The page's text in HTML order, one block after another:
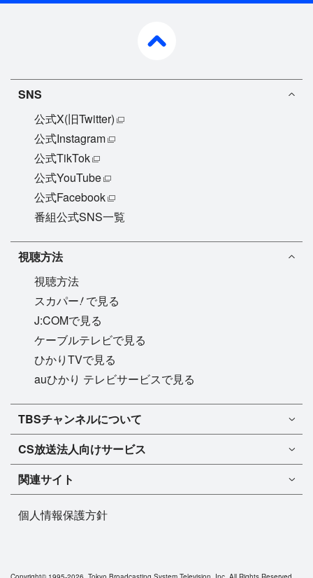
SNS
公式X(旧Twitter)
公式Instagram
公式TikTok
公式YouTube
公式Facebook
番組公式SNS一覧
視聴方法
視聴方法
スカパー!で見る
J:COMで見る
ケーブルテレビで見る
ひかりTVで見る
auひかり テレビサービスで見る
TBSチャンネル1
TBSチャンネル2
マンスリーガイド［PDF］
TBSチャンネルについて
TBSチャンネルについて
FAQ・よくあるご質問
インフォメーション
プレゼント
CS放送法人向けサービス
法人向けサービスについて
TBSチャンネル1
TBSチャンネル2
今月放送
ドラマ
バラエティ
音楽
アニメ・特撮
関連サイト
BS-TBS
個人情報保護方針